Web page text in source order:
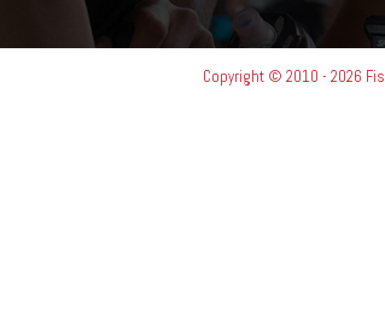
Copyright © 2010 - 2026